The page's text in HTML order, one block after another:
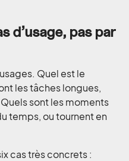
d’usage, pas par
Quel est le
les tâches longues,
sont les moments
temps, ou tournent en
cas très concrets :